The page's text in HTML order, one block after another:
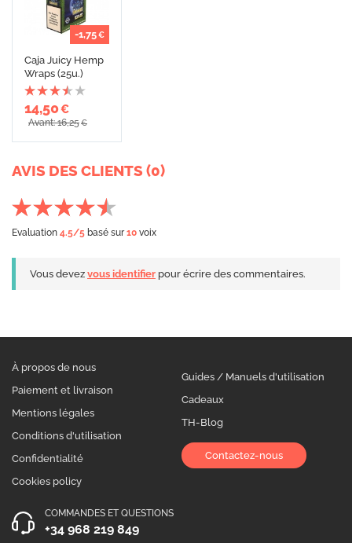
-1,75€
Caja Juicy Hemp
Wraps (25u.)
14,50€
Avant: 16,25€
AVIS DES CLIENTS (0)
Evaluation 4.5/5 basé sur10 voix
Vous devez vous identifier pour écrire des commentaires.
À propos de nous
Paiement et livraison
Mentions légales
Conditions d'utilisation
Confidentialité
Cookies policy
Guides / Manuels d'utilisation
Cadeaux
TH-Blog
Contactez-nous
COMMANDES ET QUESTIONS
+34 968 219 849